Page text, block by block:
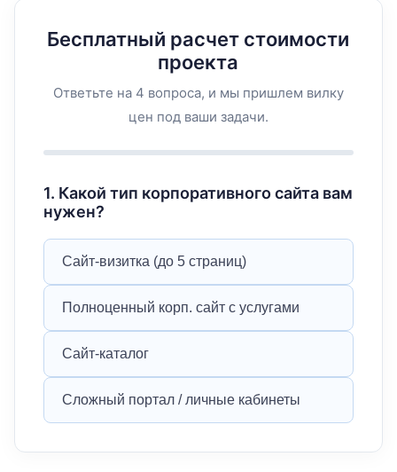
Бесплатный расчет стоимости
проекта
Ответьте на 4 вопроса, и мы пришлем вилку
цен под ваши задачи.
1. Какой тип корпоративного сайта вам
нужен?
Сайт-визитка (до 5 страниц)
Полноценный корп. сайт с услугами
Сайт-каталог
Сложный портал / личные кабинеты